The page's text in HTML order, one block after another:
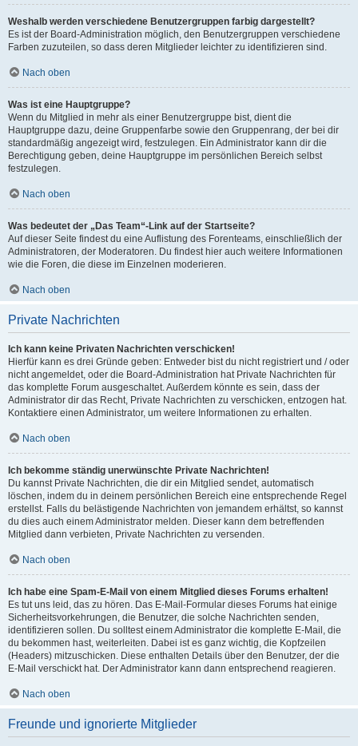
Weshalb werden verschiedene Benutzergruppen farbig dargestellt?
Es ist der Board-Administration möglich, den Benutzergruppen verschiedene
Farben zuzuteilen, so dass deren Mitglieder leichter zu identifizieren sind.
Nach oben
Was ist eine Hauptgruppe?
Wenn du Mitglied in mehr als einer Benutzergruppe bist, dient die
Hauptgruppe dazu, deine Gruppenfarbe sowie den Gruppenrang, der bei dir
standardmäßig angezeigt wird, festzulegen. Ein Administrator kann dir die
Berechtigung geben, deine Hauptgruppe im persönlichen Bereich selbst
festzulegen.
Nach oben
Was bedeutet der „Das Team“-Link auf der Startseite?
Auf dieser Seite findest du eine Auflistung des Forenteams, einschließlich der
Administratoren, der Moderatoren. Du findest hier auch weitere Informationen
wie die Foren, die diese im Einzelnen moderieren.
Nach oben
Private Nachrichten
Ich kann keine Privaten Nachrichten verschicken!
Hierfür kann es drei Gründe geben: Entweder bist du nicht registriert und / oder
nicht angemeldet, oder die Board-Administration hat Private Nachrichten für
das komplette Forum ausgeschaltet. Außerdem könnte es sein, dass der
Administrator dir das Recht, Private Nachrichten zu verschicken, entzogen hat.
Kontaktiere einen Administrator, um weitere Informationen zu erhalten.
Nach oben
Ich bekomme ständig unerwünschte Private Nachrichten!
Du kannst Private Nachrichten, die dir ein Mitglied sendet, automatisch
löschen, indem du in deinem persönlichen Bereich eine entsprechende Regel
erstellst. Falls du belästigende Nachrichten von jemandem erhältst, so kannst
du dies auch einem Administrator melden. Dieser kann dem betreffenden
Mitglied dann verbieten, Private Nachrichten zu versenden.
Nach oben
Ich habe eine Spam-E-Mail von einem Mitglied dieses Forums erhalten!
Es tut uns leid, das zu hören. Das E-Mail-Formular dieses Forums hat einige
Sicherheitsvorkehrungen, die Benutzer, die solche Nachrichten senden,
identifizieren sollen. Du solltest einem Administrator die komplette E-Mail, die
du bekommen hast, weiterleiten. Dabei ist es ganz wichtig, die Kopfzeilen
(Headers) mitzuschicken. Diese enthalten Details über den Benutzer, der die
E-Mail verschickt hat. Der Administrator kann dann entsprechend reagieren.
Nach oben
Freunde und ignorierte Mitglieder